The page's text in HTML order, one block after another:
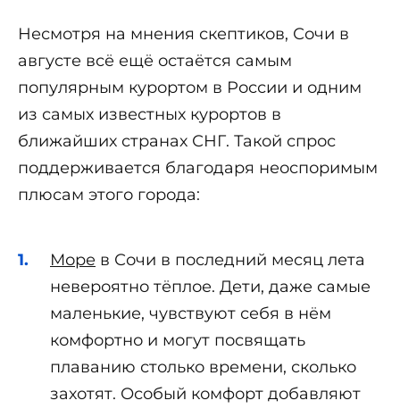
Несмотря на мнения скептиков, Сочи в
августе всё ещё остаётся самым
популярным курортом в России и одним
из самых известных курортов в
ближайших странах СНГ. Такой спрос
поддерживается благодаря неоспоримым
плюсам этого города:
Море в Сочи в последний месяц лета
невероятно тёплое. Дети, даже самые
маленькие, чувствуют себя в нём
комфортно и могут посвящать
плаванию столько времени, сколько
захотят. Особый комфорт добавляют